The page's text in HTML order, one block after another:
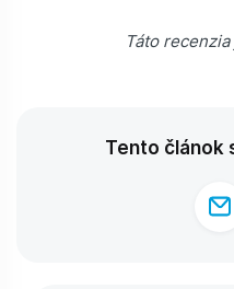
Táto
Tento článok